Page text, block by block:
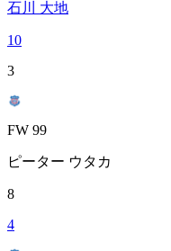
石川 大地
10
3
FW 99
ピーター ウタカ
8
4